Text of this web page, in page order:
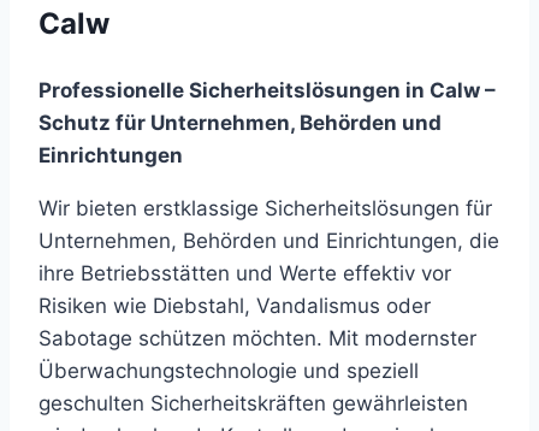
Calw
Professionelle Sicherheitslösungen in Calw –
Schutz für Unternehmen, Behörden und
Einrichtungen
Wir bieten erstklassige Sicherheitslösungen für
Unternehmen, Behörden und Einrichtungen, die
ihre Betriebsstätten und Werte effektiv vor
Risiken wie Diebstahl, Vandalismus oder
Sabotage schützen möchten. Mit modernster
Überwachungstechnologie und speziell
geschulten Sicherheitskräften gewährleisten